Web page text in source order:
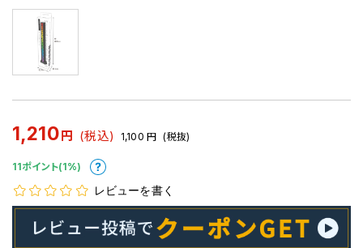
1,210円 (税込) 1,100 円 (税抜)
11ポイント(1%)
レビューを書く